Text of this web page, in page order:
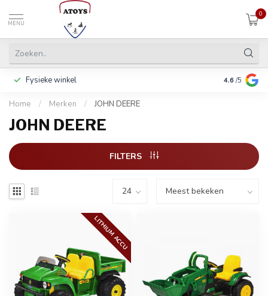
MENU
0
Fysieke winkel Betalen in
4.6 /5
Home / Merken / JOHN DEERE
JOHN DEERE
FILTERS
LITHIUM ACCU